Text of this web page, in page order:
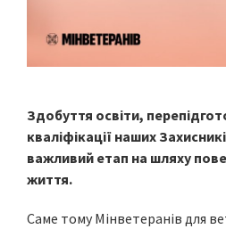
Здобуття освіти,
кваліфікації наших
важливий етап на шляху
життя.
Саме тому Мінветеранів для